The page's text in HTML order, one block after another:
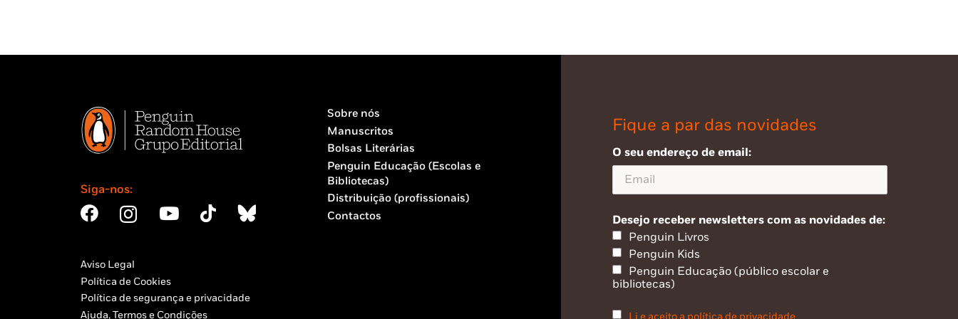
Siga-nos:
Aviso Legal
Política de Cookies
Política de segurança e privacidade
Ajuda, Termos e Condições
Sobre nós
Manuscritos
Bolsas Literárias
Penguin Educação (Escolas e
Bibliotecas)
Distribuição (profissionais)
Contactos
Fique a par das novidades
O seu endereço de email:
Desejo receber newsletters com as novidades de:
Penguin Livros
Penguin Kids
Penguin Educação (público escolar e
bibliotecas)
Li e aceito a política de privacidade